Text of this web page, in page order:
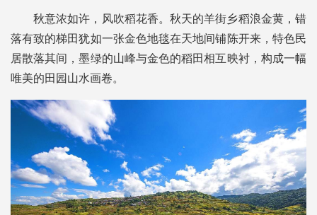
秋意浓如许，风吹稻花香。秋天的羊街乡稻浪金黄，错
落有致的梯田犹如一张金色地毯在天地间铺陈开来，特色民
居散落其间，墨绿的山峰与金色的稻田相互映衬，构成一幅
唯美的田园山水画卷。